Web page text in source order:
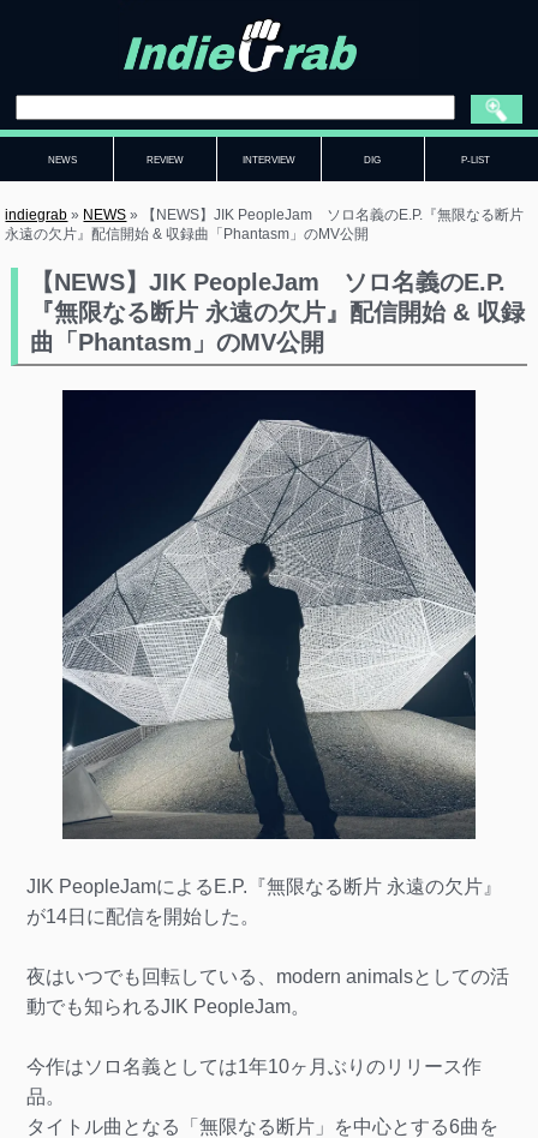
NEWS REVIEW INTERVIEW DIG P-LIST
indiegrab » NEWS »
【NEWS】JIK PeopleJam ソロ名義のE.P.『無限なる断片
永遠の欠片』配信開始 & 収録曲「Phantasm」のMV公開
【NEWS】JIK PeopleJam ソロ名義のE.P.
『無限なる断片 永遠の欠片』配信開始 & 収録
曲「Phantasm」のMV公開
JIK PeopleJamによるE.P.『無限なる断片 永遠の欠片』
が14日に配信を開始した。
夜はいつでも回転している、modern animalsとしての活
動でも知られるJIK PeopleJam。
今作はソロ名義としては1年10ヶ月ぶりのリリース作
品。
タイトル曲となる「無限なる断片」を中心とする6曲を